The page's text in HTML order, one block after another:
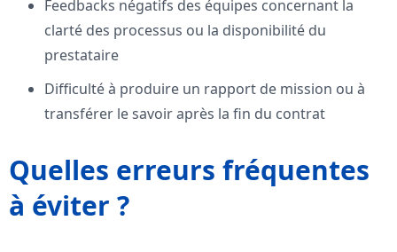
Feedbacks négatifs des équipes concernant la
clarté des processus ou la disponibilité du
prestataire
Difficulté à produire un rapport de mission ou à
transférer le savoir après la fin du contrat
Quelles erreurs fréquentes
à éviter ?